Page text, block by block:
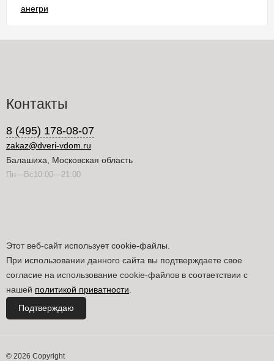
Контакты
8 (495) 178-08-07
zakaz@dveri-vdom.ru
Балашиха, Московская область
Пн—Вс10:00—21:00
Этот веб-сайт использует cookie-файлы.
При использовании данного сайта вы подтверждаете свое
согласие на использование cookie-файлов в соответствии с
нашей политикой приватности.
Подтверждаю
© 2026 Copyright